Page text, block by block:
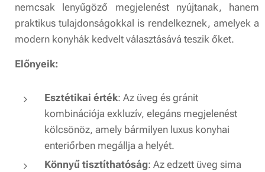
nemcsak lenyűgöző megjelenést nyújtanak, hanem
praktikus tulajdonságokkal is rendelkeznek, amelyek a
modern konyhák kedvelt választásává teszik őket.
Előnyeik:
Esztétikai érték: Az üveg és gránit
kombinációja exkluzív, elegáns megjelenést
kölcsönöz, amely bármilyen luxus konyhai
enteriőrben megállja a helyét.
Könnyű tisztíthatóság: Az edzett üveg sima